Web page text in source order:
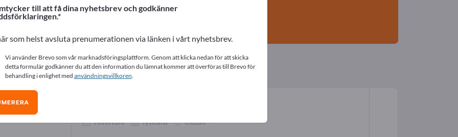
på Exportpages.
här
leverantörer (2)
Tillverkare Tyskland Globalt
till att få dina nyhetsbrev och godkänner
som helst avsluta prenumerationen via länken i vårt nyhetsbrev.
Vi använder Brevo som vår marknadsföringsplattform. Genom att klicka nedan för att skicka
detta formulär godkänner du att den information du lämnat kommer att överföras till Brevo för
behandling i enlighet med användningsvillkoren.